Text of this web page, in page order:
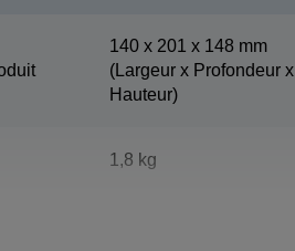
140‎ x 201 x 148 mm
(Largeur x Profondeur x
Hauteur)
1,8 kg